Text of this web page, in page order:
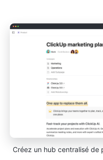
Créez un hub centralisé